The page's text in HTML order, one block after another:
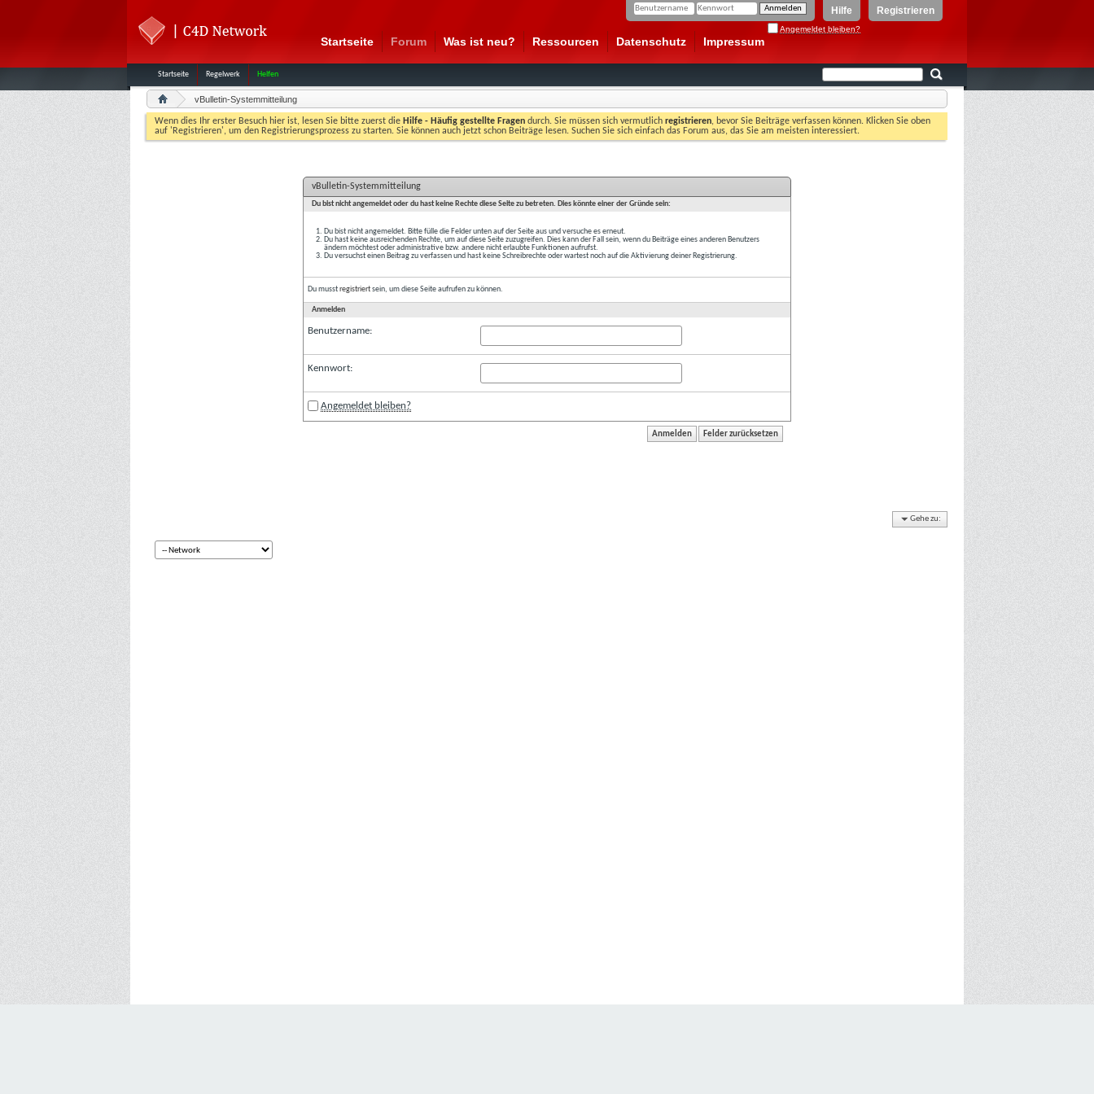
Registrieren
Hilfe
Angemeldet bleiben?
Startseite Forum
Startseite Regelwerk Helfen
Was ist neu? Ressourcen Datenschutz Impressum
vBulletin-Systemmitteilung
Wenn dies Ihr erster Besuch hier ist, lesen Sie bitte zuerst die Hilfe - Häufig gestellte Fragen durch. Sie müssen sich vermutlich registrieren, bevor Sie Beiträge verfassen können. Klicken Sie oben
auf 'Registrieren', um den Registrierungsprozess zu starten. Sie können auch jetzt schon Beiträge lesen. Suchen Sie sich einfach das Forum aus, das Sie am meisten interessiert.
vBulletin-Systemmitteilung
Du bist nicht angemeldet oder du hast keine Rechte diese Seite zu betreten. Dies könnte einer der Gründe sein:
Du bist nicht angemeldet. Bitte fülle die Felder unten auf der Seite aus und versuche es erneut.
Du hast keine ausreichenden Rechte, um auf diese Seite zuzugreifen. Dies kann der Fall sein, wenn du Beiträge eines anderen Benutzers
ändern möchtest oder administrative bzw. andere nicht erlaubte Funktionen aufrufst.
Du versuchst einen Beitrag zu verfassen und hast keine Schreibrechte oder wartest noch auf die Aktivierung deiner Registrierung.
Du musstregistriertsein, um diese Seite aufrufen zu können.
Anmelden
Benutzername:
Kennwort:
Angemeldet bleiben?
Gehe zu: